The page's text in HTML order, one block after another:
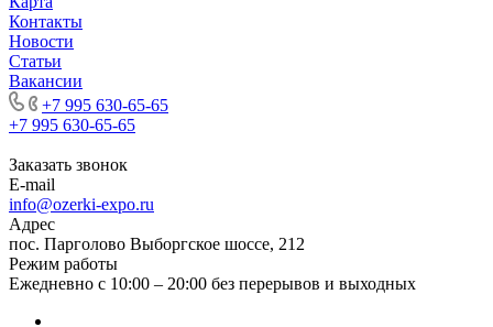
Контакты
Новости
Статьи
Вакансии
+7 995 630-65-65
+7 995 630-65-65
Заказать звонок
E-mail
info@ozerki-expo.ru
Адрес
пос. Парголово Выборгское шоссе, 212
Режим работы
Ежедневно с 10:00 – 20:00 без перерывов и выходных